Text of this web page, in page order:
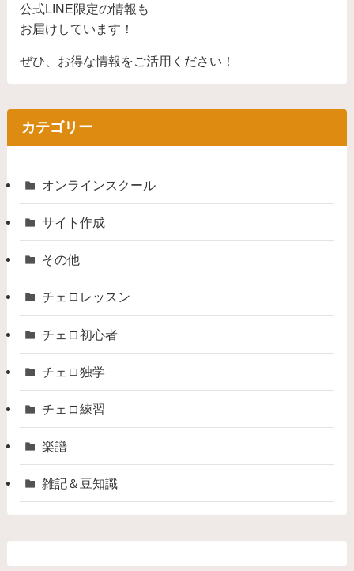
公式LINE限定の情報も
お届けしています！
ぜひ、お得な情報をご活用ください！
カテゴリー
オンラインスクール
サイト作成
その他
チェロレッスン
チェロ初心者
チェロ独学
チェロ練習
楽譜
雑記＆豆知識